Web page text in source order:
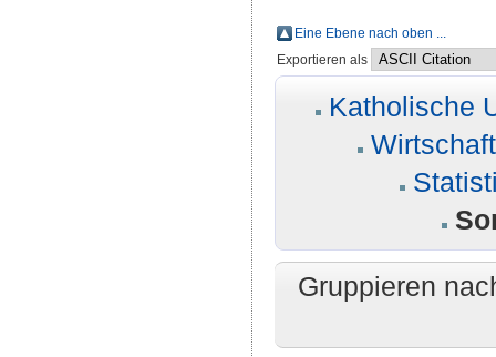
Eine Ebene nach oben ...
Exportieren als
Katholische
Gruppieren